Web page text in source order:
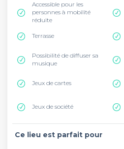
Accessible pour les
personnes à mobilité
réduite
Terrasse
Possibilité de diffuser sa
musique
Jeux de cartes
Jeux de société
Ce lieu est parfait pour